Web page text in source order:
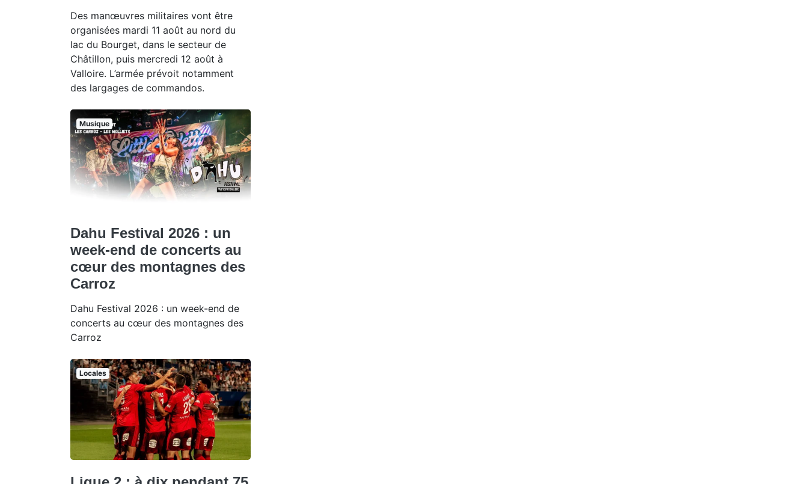
Des manœuvres militaires vont être
organisées mardi 11 août au nord du
lac du Bourget, dans le secteur de
Châtillon, puis mercredi 12 août à
Valloire. L’armée prévoit notamment
des largages de commandos.
Musique
Dahu Festival 2026 : un
week-end de concerts au
cœur des montagnes des
Carroz
Dahu Festival 2026 : un week-end de
concerts au cœur des montagnes des
Carroz
Locales